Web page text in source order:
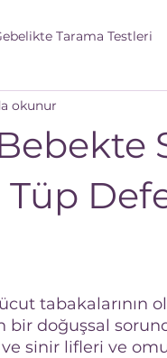
Tarama Testleri
sorular
Tüp
okunur
tabakalarının
bir doğuşsal
sinir lifleri ve